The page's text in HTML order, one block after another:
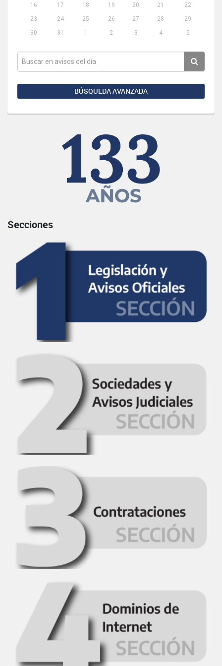
16
17 18 19 20 21
22
23
24 25 26 27 28
29
30
31 1 2 3 4 5
BÚSQUEDA AVANZADA
Secciones